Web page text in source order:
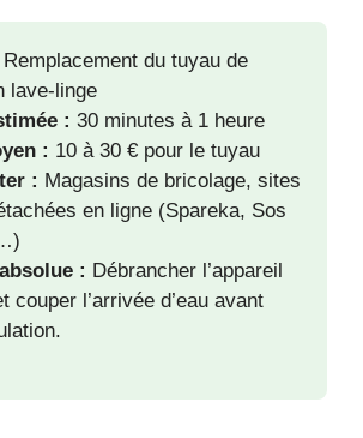
Remplacement du tuyau de
lave-linge
: 30 minutes à 1 heure
: 10 à 30 € pour le tuyau
: Magasins de bricolage, sites
en ligne (Spareka, Sos
: Débrancher l’appareil
couper l’arrivée d’eau avant